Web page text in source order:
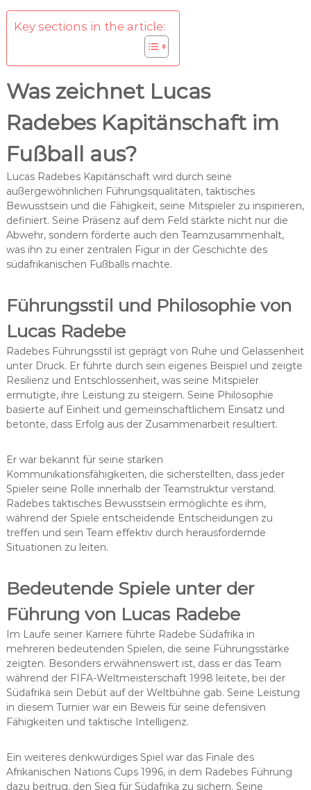
Key sections in the article:
Was zeichnet Lucas
Radebes Kapitänschaft im
Fußball aus?
Lucas Radebes Kapitänschaft wird durch seine
außergewöhnlichen Führungsqualitäten, taktisches
Bewusstsein und die Fähigkeit, seine Mitspieler zu inspirieren,
definiert. Seine Präsenz auf dem Feld stärkte nicht nur die
Abwehr, sondern förderte auch den Teamzusammenhalt,
was ihn zu einer zentralen Figur in der Geschichte des
südafrikanischen Fußballs machte.
Führungsstil und Philosophie von
Lucas Radebe
Radebes Führungsstil ist geprägt von Ruhe und Gelassenheit
unter Druck. Er führte durch sein eigenes Beispiel und zeigte
Resilienz und Entschlossenheit, was seine Mitspieler
ermutigte, ihre Leistung zu steigern. Seine Philosophie
basierte auf Einheit und gemeinschaftlichem Einsatz und
betonte, dass Erfolg aus der Zusammenarbeit resultiert.
Er war bekannt für seine starken
Kommunikationsfähigkeiten, die sicherstellten, dass jeder
Spieler seine Rolle innerhalb der Teamstruktur verstand.
Radebes taktisches Bewusstsein ermöglichte es ihm,
während der Spiele entscheidende Entscheidungen zu
treffen und sein Team effektiv durch herausfordernde
Situationen zu leiten.
Bedeutende Spiele unter der
Führung von Lucas Radebe
Im Laufe seiner Karriere führte Radebe Südafrika in
mehreren bedeutenden Spielen, die seine Führungsstärke
zeigten. Besonders erwähnenswert ist, dass er das Team
während der FIFA-Weltmeisterschaft 1998 leitete, bei der
Südafrika sein Debüt auf der Weltbühne gab. Seine Leistung
in diesem Turnier war ein Beweis für seine defensiven
Fähigkeiten und taktische Intelligenz.
Ein weiteres denkwürdiges Spiel war das Finale des
Afrikanischen Nations Cups 1996, in dem Radebes Führung
dazu beitrug, den Sieg für Südafrika zu sichern. Seine